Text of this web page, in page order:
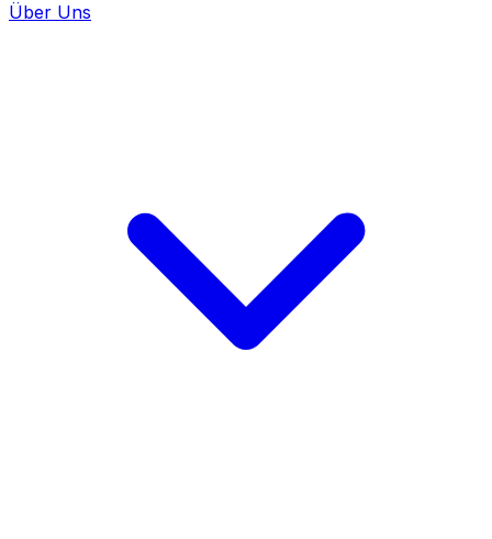
Über Uns